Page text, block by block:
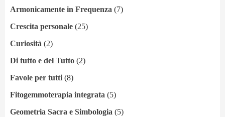
Armonicamente in Frequenza (7)
Crescita personale (25)
Curiosità (2)
Di tutto e del Tutto (2)
Favole per tutti (8)
Fitogemmoterapia integrata (5)
Geometria Sacra e Simbologia (5)